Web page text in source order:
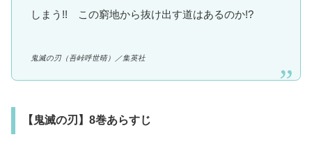
しまう!! この窮地から抜け出す道はあるのか!?
鬼滅の刃（吾峠呼世晴） ／集英社
【鬼滅の刃】8巻あらすじ